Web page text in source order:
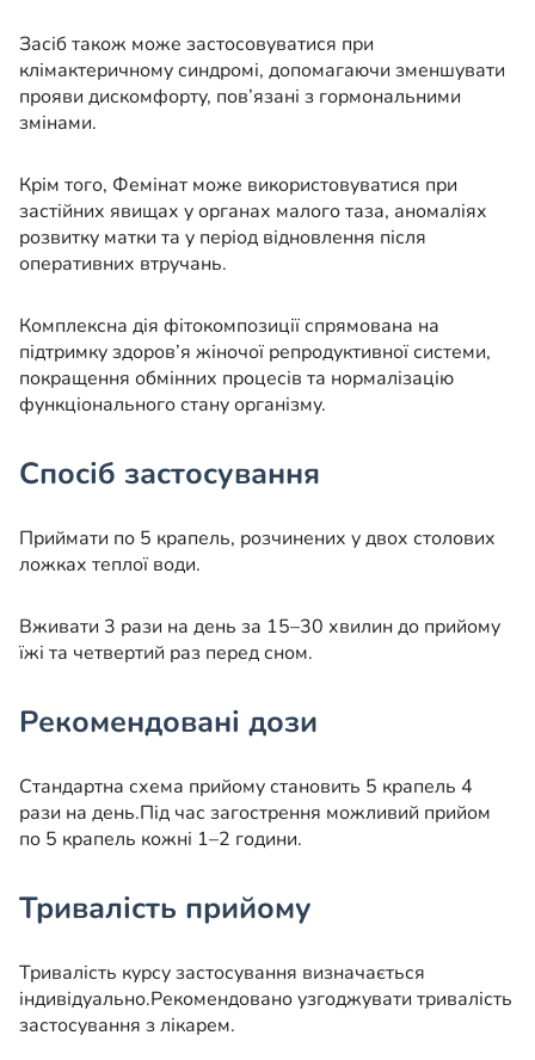
Засіб також може застосовуватися при
клімактеричному синдромі, допомагаючи зменшувати
прояви дискомфорту, пов’язані з гормональними
змінами.
Крім того, Фемінат може використовуватися при
застійних явищах у органах малого таза, аномаліях
розвитку матки та у період відновлення після
оперативних втручань.
Комплексна дія фітокомпозиції спрямована на
підтримку здоров’я жіночої репродуктивної системи,
покращення обмінних процесів та нормалізацію
функціонального стану організму.
Спосіб застосування
Приймати по 5 крапель, розчинених у двох столових
ложках теплої води.
Вживати 3 рази на день за 15–30 хвилин до прийому
їжі та четвертий раз перед сном.
Рекомендовані дози
Стандартна схема прийому становить 5 крапель 4
рази на день.Під час загострення можливий прийом
по 5 крапель кожні 1–2 години.
Тривалість прийому
Тривалість курсу застосування визначається
індивідуально.Рекомендовано узгоджувати тривалість
застосування з лікарем.